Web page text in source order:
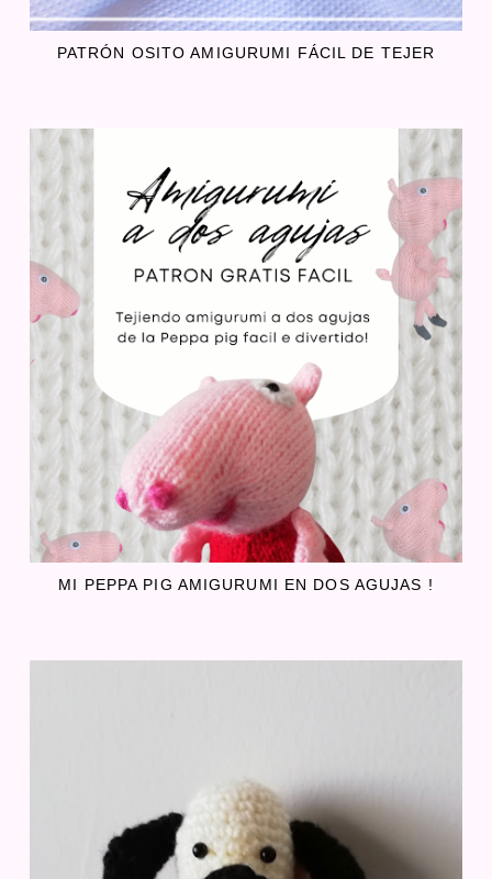
PATRÓN OSITO AMIGURUMI FÁCIL DE TEJER
MI PEPPA PIG AMIGURUMI EN DOS AGUJAS !